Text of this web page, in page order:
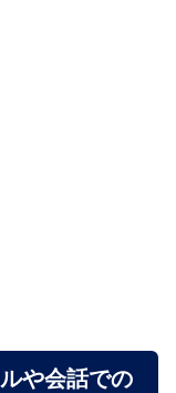
や会話での